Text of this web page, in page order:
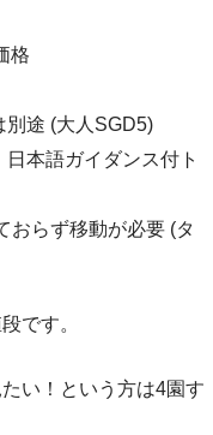
格
途 (大人SGD5)
本語ガイダンス付ト
おらず移動が必要 (タ
です。
い！という方は4園す